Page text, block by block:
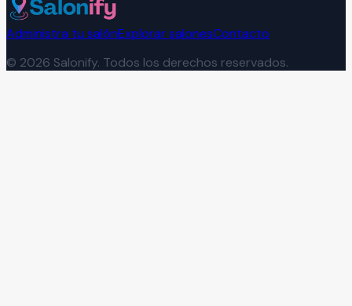
Administra tu salónExplorar salonesContacto
© 2026 Salonify. Todos los derechos reservados.